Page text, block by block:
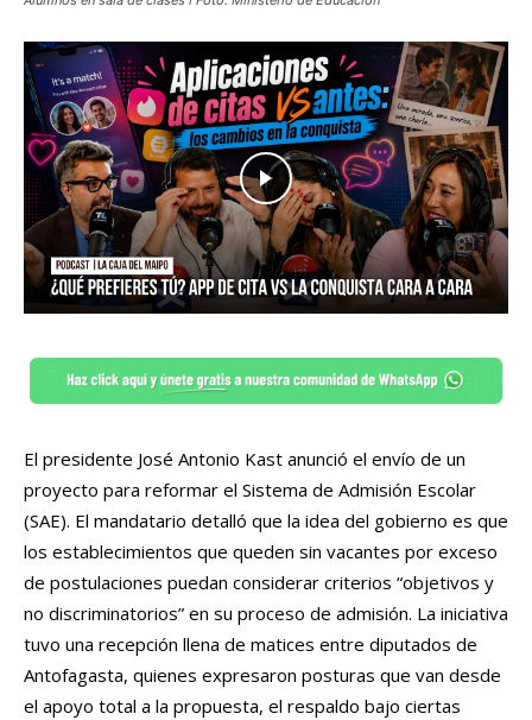
El presidente José Antonio Kast anunció el envío de un
proyecto para reformar el Sistema de Admisión Escolar
(SAE). El mandatario detalló que la idea del gobierno es que
los establecimientos que queden sin vacantes por exceso
de postulaciones puedan considerar criterios “objetivos y
no discriminatorios” en su proceso de admisión. La iniciativa
tuvo una recepción llena de matices entre diputados de
Antofagasta, quienes expresaron posturas que van desde
el apoyo total a la propuesta, el respaldo bajo ciertas